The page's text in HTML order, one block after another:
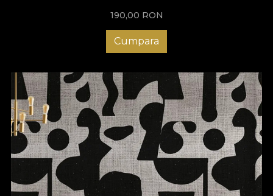
190,00 RON
Cumpara